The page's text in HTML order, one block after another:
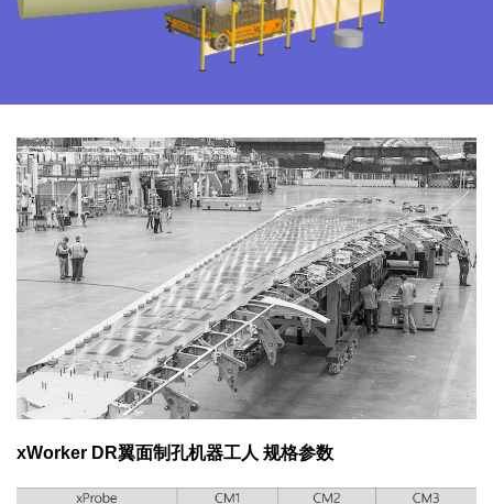
xWorker DR翼面制孔机器工人 规格参数